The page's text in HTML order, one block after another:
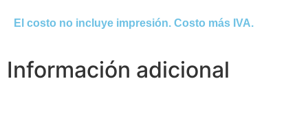
El costo no incluye impresión. Costo más IVA.
Información adicional